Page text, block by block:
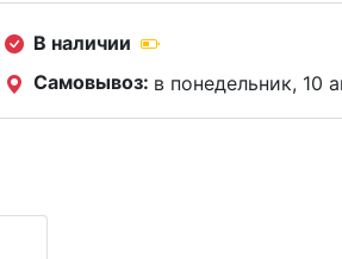
В наличии
Самовывоз: в понедельник, 10